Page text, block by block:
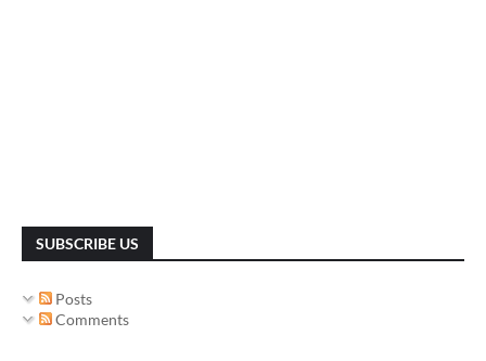
SUBSCRIBE US
Posts
Comments